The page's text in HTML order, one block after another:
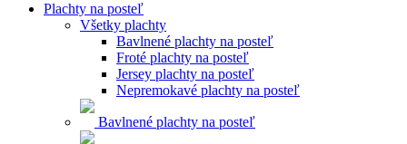
Plachty na posteľ
Všetky plachty
Bavlnené plachty na posteľ
Froté plachty na posteľ
Jersey plachty na posteľ
Nepremokavé plachty na posteľ
Bavlnené plachty na posteľ